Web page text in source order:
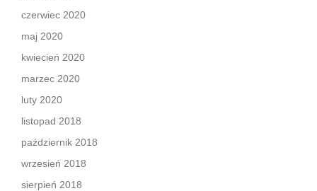
czerwiec 2020
maj 2020
kwiecień 2020
marzec 2020
luty 2020
listopad 2018
październik 2018
wrzesień 2018
sierpień 2018